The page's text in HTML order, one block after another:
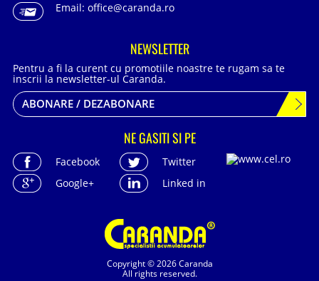
Copyright © 2026 Caranda
All rights reserved.
Email: office@caranda.ro
NEWSLETTER
Pentru a fi la curent cu promotiile noastre te rugam sa te
inscrii la newsletter-ul Caranda.
ABONARE / DEZABONARE
NE GASITI SI PE
Facebook
Twitter
Google+
Linked in